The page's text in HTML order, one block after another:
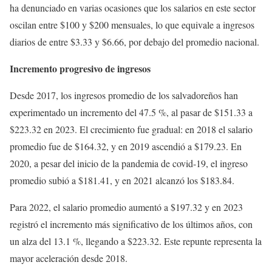
ha denunciado en varias ocasiones que los salarios en este sector
oscilan entre $100 y $200 mensuales, lo que equivale a ingresos
diarios de entre $3.33 y $6.66, por debajo del promedio nacional.
Incremento progresivo de ingresos
Desde 2017, los ingresos promedio de los salvadoreños han
experimentado un incremento del 47.5 %, al pasar de $151.33 a
$223.32 en 2023. El crecimiento fue gradual: en 2018 el salario
promedio fue de $164.32, y en 2019 ascendió a $179.23. En
2020, a pesar del inicio de la pandemia de covid-19, el ingreso
promedio subió a $181.41, y en 2021 alcanzó los $183.84.
Para 2022, el salario promedio aumentó a $197.32 y en 2023
registró el incremento más significativo de los últimos años, con
un alza del 13.1 %, llegando a $223.32. Este repunte representa la
mayor aceleración desde 2018.